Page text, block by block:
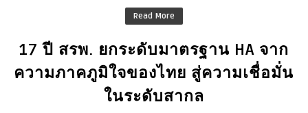
Read More
17 ปี สรพ. ยกระดับมาตรฐาน HA จาก
ความภาคภูมิใจของไทย สู่ความเชื่อมั่น
ในระดับสากล